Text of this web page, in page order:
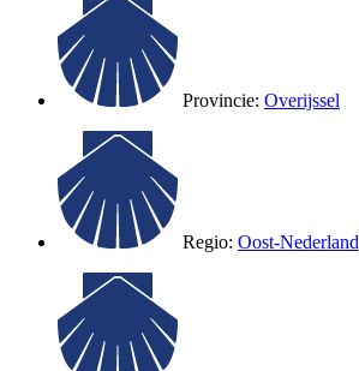
Provincie: Overijssel
Regio: Oost-Nederland